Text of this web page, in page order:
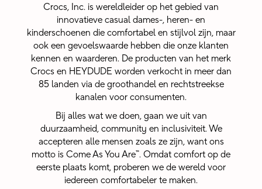
Crocs, Inc. is wereldleider op het gebied van
innovatieve casual dames-, heren- en
kinderschoenen die comfortabel en stijlvol zijn, maar
ook een gevoelswaarde hebben die onze klanten
kennen en waarderen. De producten van het merk
Crocs en HEYDUDE worden verkocht in meer dan
85 landen via de groothandel en rechtstreekse
kanalen voor consumenten.
Bij alles wat we doen, gaan we uit van
duurzaamheid, community en inclusiviteit. We
accepteren alle mensen zoals ze zijn, want ons
motto is Come As You Are™. Omdat comfort op de
eerste plaats komt, proberen we de wereld voor
iedereen comfortabeler te maken.